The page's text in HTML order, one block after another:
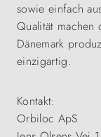
sowie einfach
Qualität machen
Dänemark
einzigartig.
Kontakt:
Orbiloc ApS